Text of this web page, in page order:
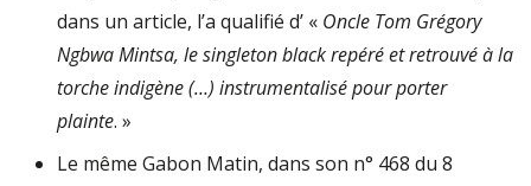
dans un article, l’a qualifié d’ « Oncle Tom Grégory
Ngbwa Mintsa, le singleton black repéré et retrouvé à la
torche indigène (…) instrumentalisé pour porter
plainte. »
Le même Gabon Matin, dans son n° 468 du 8